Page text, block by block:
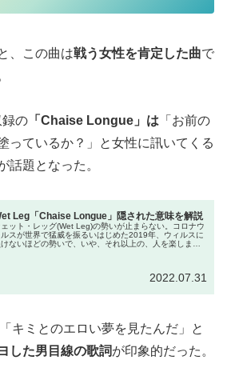
、この曲は戦う女性を肯定した曲で
録の 「Chaise Longue」は 「お前の
っているか？」と女性に訊いてくる
話題となった。
Leg「Chaise Longue」隠された意味を解説
ェット・レッグ(Wet Leg)の勢いが止まらない。コロナウ
ルスが世界で猛威を振るいはじめた2019年、ウィルスに
ないほどの勢いで、いや、それ以上の、人を楽しませ
2022.07.31
キミとのエロい夢を見たんだ」と
した男目線の歌詞が印象的だった。